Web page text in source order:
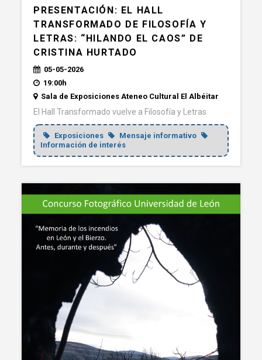
PRESENTACIÓN: EL HALL
TRANSFORMADO DE FILOSOFÍA Y
LETRAS: “HILANDO EL CAOS” DE
CRISTINA HURTADO
05-05-2026
19:00h
Sala de Exposiciones Ateneo Cultural El Albéitar
El Hall Transformado vuelve a Filosofía y Letras
Exposiciones
Mensaje informativo
Información de interés